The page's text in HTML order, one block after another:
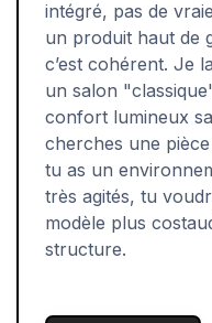
intégré, pas de
un produit haut de
c’est cohérent. Je
un salon
confort lumineux
cherches une
tu as un
très agités, tu
modèle plus
structure.